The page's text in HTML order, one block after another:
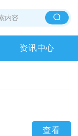
资讯中心
查看